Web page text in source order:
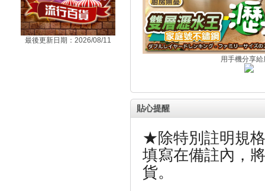
用手機分享給
貼心提醒
★除特別註明規
填寫在備註內，
貨。
最後更新日期：2026/08/11